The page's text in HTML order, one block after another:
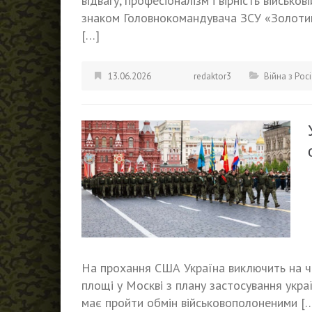
знаком Головнокомандувача ЗСУ
[…]
13.06.2026 redaktor3 Війна з
На прохання США Україна виключить на
площі у Москві з плану застосування
має пройти обмін військовополоненими